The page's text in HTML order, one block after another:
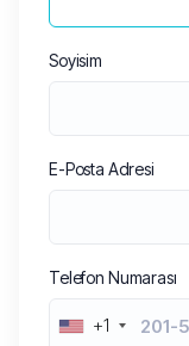
Soyisim
E-Posta Adresi
Telefon Numarası
+1